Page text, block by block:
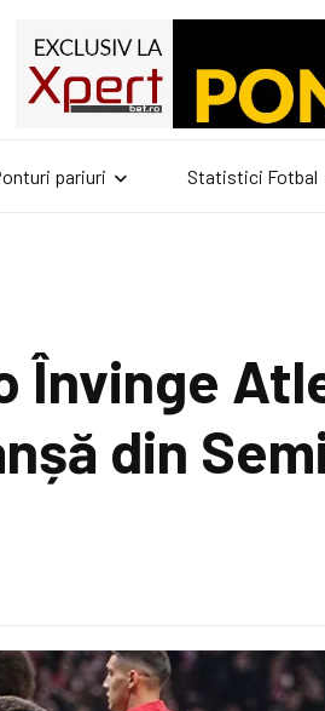
pariuri Statistici Fotbal
Învinge
din